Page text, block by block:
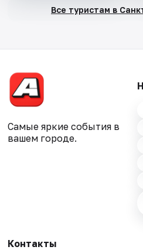
Все туристам в
Самые яркие события в
вашем городе.
Контакты